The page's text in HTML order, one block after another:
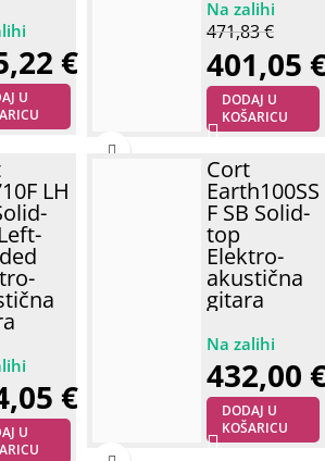
€
U
471,83€
401,05
DODAJ U
KOŠARICU
LH
€
U
Cort
Earth100SS
F SB Solid-
top
Elektro-
akustična
gitara
432,00
DODAJ U
KOŠARICU